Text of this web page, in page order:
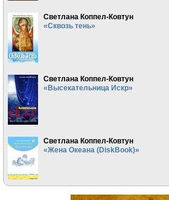
Светлана Коппел-Ковтун
«Сквозь тень»
Светлана Коппел-Ковтун
«Высекательница Искр»
Светлана Коппел-Ковтун
«Жена Океана (DiskBook)»